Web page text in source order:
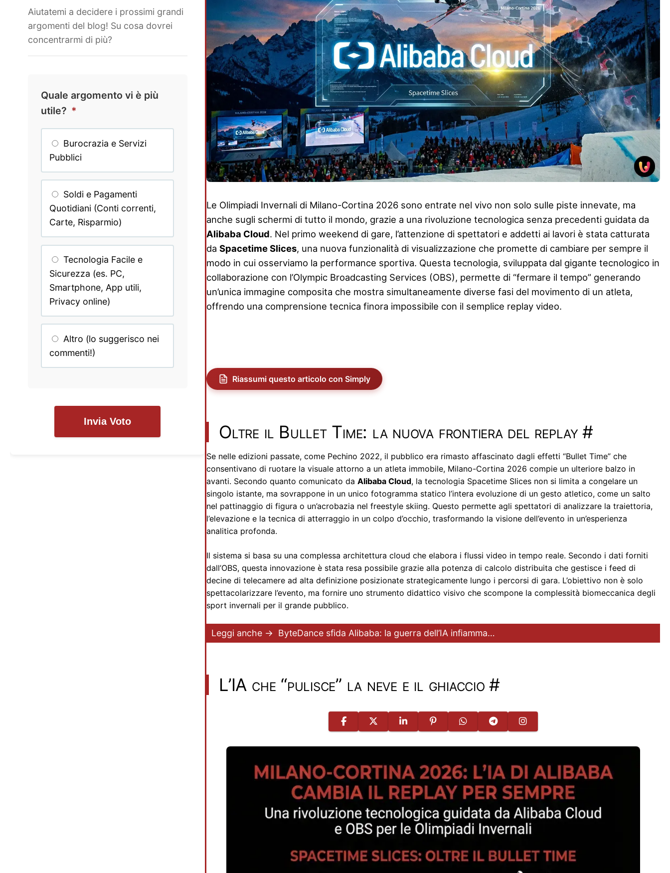
Aiutatemi a decidere i prossimi grandi
argomenti del blog! Su cosa dovrei
concentrarmi di più?
Quale argomento vi è più
utile? *
Burocrazia e Servizi
Pubblici
Soldi e Pagamenti
Quotidiani (Conti correnti,
Carte, Risparmio)
Tecnologia Facile e
Sicurezza (es. PC,
Smartphone, App utili,
Privacy online)
Altro (lo suggerisco nei
commenti!)
Invia Voto
Le Olimpiadi Invernali di Milano-Cortina 2026 sono entrate nel vivo non solo sulle piste innevate, ma
anche sugli schermi di tutto il mondo, grazie a una rivoluzione tecnologica senza precedenti guidata da
Alibaba Cloud. Nel primo weekend di gare, l’attenzione di spettatori e addetti ai lavori è stata catturata
daSpacetime Slices, una nuova funzionalità di visualizzazione che promette di cambiare per sempre il
modo in cui osserviamo la performance sportiva. Questa tecnologia, sviluppata dal gigante tecnologico in
collaborazione con l’Olympic Broadcasting Services (OBS), permette di “fermare il tempo” generando
un’unica immagine composita che mostra simultaneamente diverse fasi del movimento di un atleta,
offrendo una comprensione tecnica finora impossibile con il semplice replay video.
Riassumi questo articolo con Simply
Oltre il Bullet Time: la nuova frontiera del replay #
Se nelle edizioni passate, come Pechino 2022, il pubblico era rimasto affascinato dagli effetti “Bullet Time” che
consentivano di ruotare la visuale attorno a un atleta immobile, Milano-Cortina 2026 compie un ulteriore balzo in
avanti. Secondo quanto comunicato daAlibaba Cloud, la tecnologia Spacetime Slices non si limita a congelare un
singolo istante, ma sovrappone in un unico fotogramma statico l’intera evoluzione di un gesto atletico, come un salto
nel pattinaggio di figura o un’acrobazia nel freestyle skiing. Questo permette agli spettatori di analizzare la traiettoria,
l’elevazione e la tecnica di atterraggio in un colpo d’occhio, trasformando la visione dell’evento in un’esperienza
analitica profonda.
Il sistema si basa su una complessa architettura cloud che elabora i flussi video in tempo reale. Secondo i dati forniti
dall’OBS, questa innovazione è stata resa possibile grazie alla potenza di calcolo distribuita che gestisce i feed di
decine di telecamere ad alta definizione posizionate strategicamente lungo i percorsi di gara. L’obiettivo non è solo
spettacolarizzare l’evento, ma fornire uno strumento didattico visivo che scompone la complessità biomeccanica degli
sport invernali per il grande pubblico.
Leggi anche → ByteDance sfida Alibaba: la guerra dell’IA infiamma…
L’IA che “pulisce” la neve e il ghiaccio #